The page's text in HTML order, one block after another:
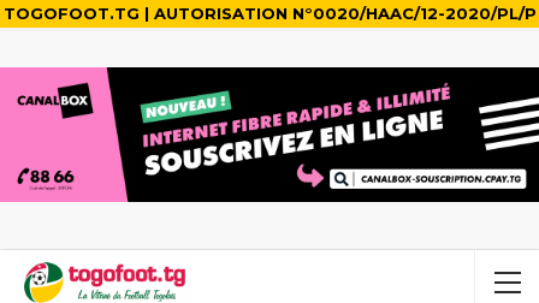
TOGOFOOT.TG | AUTORISATION N°0020/HAAC/12-2020/PL/P